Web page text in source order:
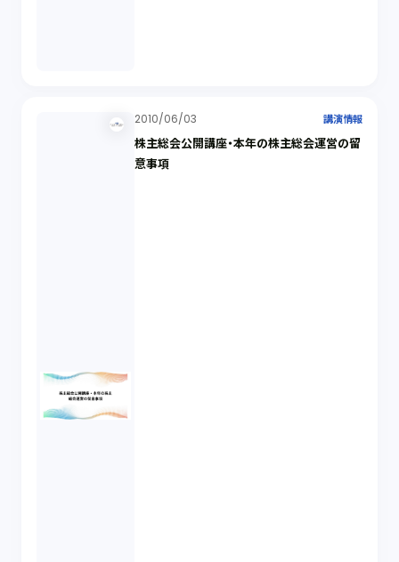
2010/06/03 講演情報
株主総会公開講座・本年の株主総会運営の留
意事項